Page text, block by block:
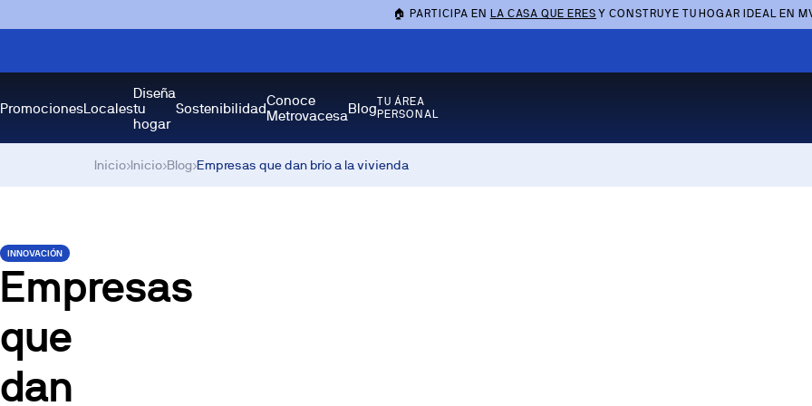
🏠 PARTICIPA EN LA CASA QUE ERES Y CONSTRUYE TU HOGAR IDEAL EN
PromocionesLocales
Diseña
tu
hogar
SostenibilidadConoce
MetrovacesaBlogTU ÁREA
PERSONAL
Inicio›Inicio›Blog›Empresas que dan brío a la vivienda
INNOVACIÓN
Empresas
que
dan